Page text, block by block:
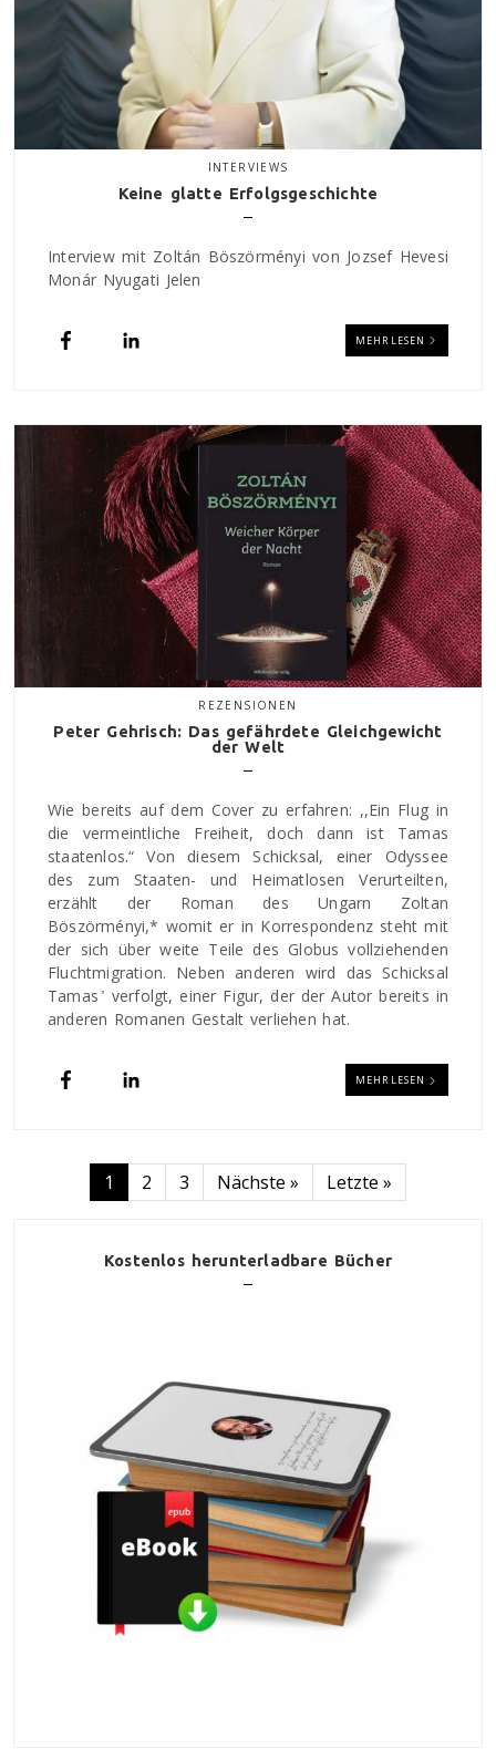
INTERVIEWS
Keine glatte Erfolgsgeschichte
Interview mit Zoltán Böszörményi von Jozsef Hevesi
Monár Nyugati Jelen
MEHR LESEN
REZENSIONEN
Peter Gehrisch: Das gefährdete Gleichgewicht
der Welt
Wie bereits auf dem Cover zu erfahren: ,,Ein Flug in
die vermeintliche Freiheit, doch dann ist Tamas
staatenlos.“ Von diesem Schicksal, einer Odyssee
des zum Staaten- und Heimatlosen Verurteilten,
erzählt der Roman des Ungarn Zoltan
Böszörményi,* womit er in Korrespondenz steht mit
der sich über weite Teile des Globus vollziehenden
Fluchtmigration. Neben anderen wird das Schicksal
Tamas ̓ verfolgt, einer Figur, der der Autor bereits in
anderen Romanen Gestalt verliehen hat.
MEHR LESEN
Seitennummerierung
1 2 3 Nächste Seite
Nächste » Letzte Seite
Letzte »
Kostenlos herunterladbare Bücher